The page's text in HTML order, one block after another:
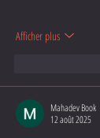
Afficher plus
Mahadev Book
12 août 2025